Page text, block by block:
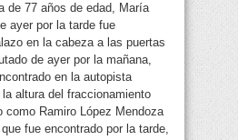
de 77 años de edad, María
ayer por la tarde fue
en la cabeza a las puertas
de ayer por la mañana,
en la autopista
altura del fraccionamiento
como Ramiro López Mendoza
fue encontrado por la tarde,